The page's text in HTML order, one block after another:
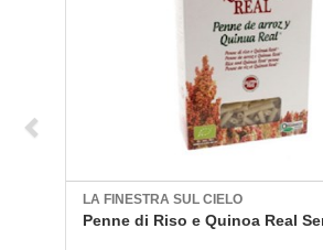
LA FINESTRA SUL CIELO
Penne di Riso e Quinoa Real